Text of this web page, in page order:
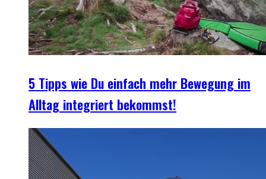
5 Tipps wie Du einfach mehr Bewegung im
Alltag integriert bekommst!